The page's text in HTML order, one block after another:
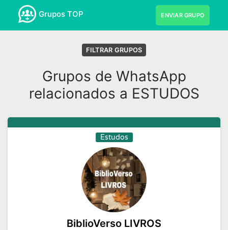
Grupos TOP ENVIAR GRUPO
FILTRAR GRUPOS
Grupos de WhatsApp
relacionados a ESTUDOS
Estudos
BiblioVerso LIVROS